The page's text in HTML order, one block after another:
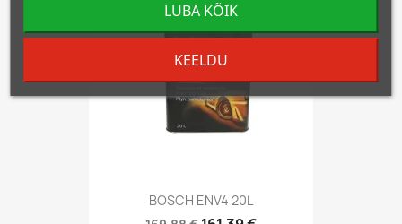
BOSCH ENV4 20L
KEELDU
LUBA KÕIK